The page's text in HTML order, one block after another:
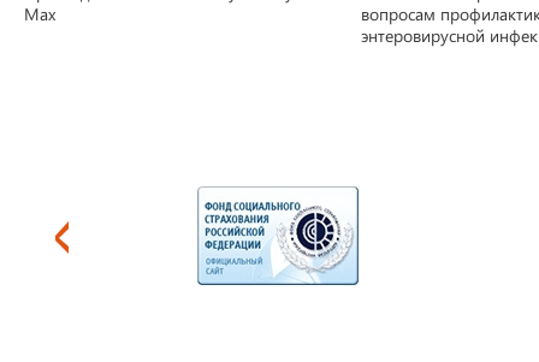
Max
вопросам
энтеровирусной